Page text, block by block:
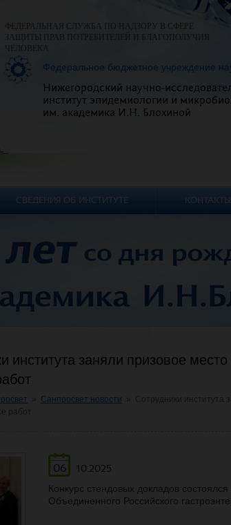
института заняли призовое
Санпросвет новости
06
10.2025
Конкурс стендовых докладов
Объединенного Российского
ФЕДЕРАЛЬНАЯ СЛУЖБА ПО НАДЗОРУ В СФЕРЕ
ЗАЩИТЫ ПРАВ ПОТРЕБИТЕЛЕЙ И БЛАГОПОЛУЧИЯ
ЧЕЛОВЕКА
Федеральное бюджетное учреждение
Нижегородский научно-
институт эпидемиологии и
им. академика И.Н. Блохиной
СВЕДЕНИЯ ОБ ИНСТИТУТЕ КОНТАКТЫ